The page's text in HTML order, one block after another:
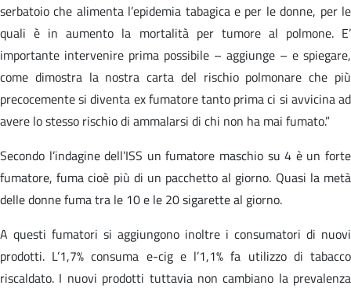
serbatoio che alimenta l’epidemia tabagica e per le donne, per le
quali è in aumento la mortalità per tumore al polmone. E’
importante intervenire prima possibile – aggiunge – e spiegare,
come dimostra la nostra carta del rischio polmonare che più
precocemente si diventa ex fumatore tanto prima ci si avvicina ad
avere lo stesso rischio di ammalarsi di chi non ha mai fumato.”
Secondo l’indagine dell’ISS un fumatore maschio su 4 è un forte
fumatore, fuma cioè più di un pacchetto al giorno. Quasi la metà
delle donne fuma tra le 10 e le 20 sigarette al giorno.
A questi fumatori si aggiungono inoltre i consumatori di nuovi
prodotti. L’1,7% consuma e-cig e l’1,1% fa utilizzo di tabacco
riscaldato. I nuovi prodotti tuttavia non cambiano la prevalenza